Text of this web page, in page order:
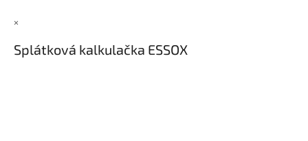
×
Splátková kalkulačka ESSOX